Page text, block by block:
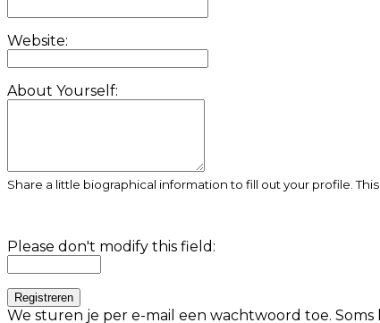
Website:
About Yourself:
Share a little biographical information to fill out your profile.
Please don't modify this field:
We sturen je per e-mail een wachtwoord toe.